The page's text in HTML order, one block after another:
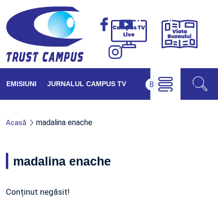
Campus
Viața
EMISIUNI JURNALUL CAMPUS TV
Acasă madalina enache
madalina enache
Conținut negăsit!